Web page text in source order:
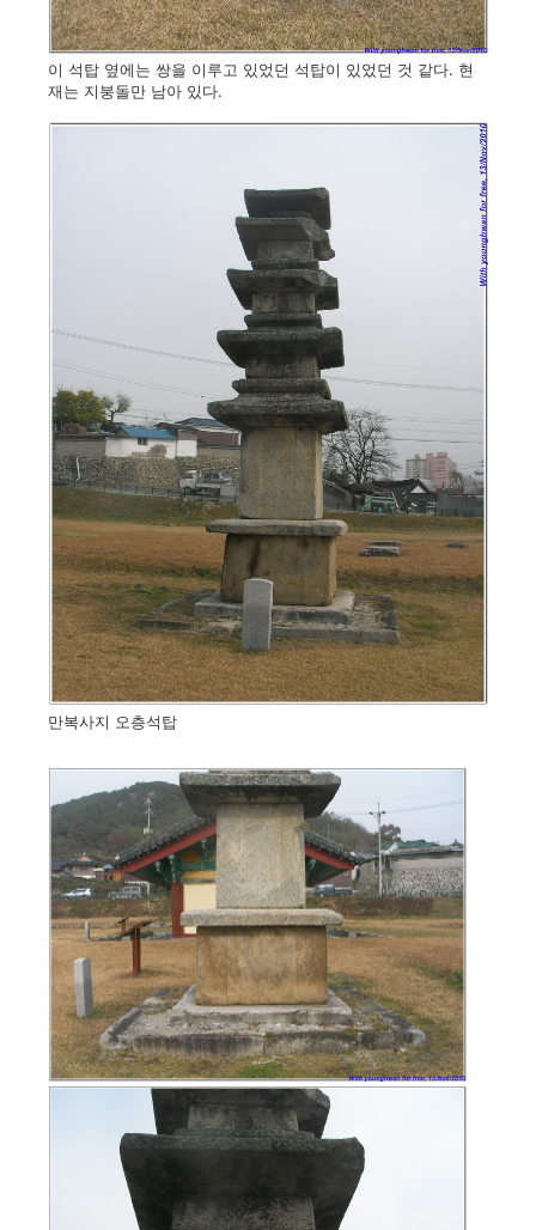
이 석탑 옆에는 쌍을 이루고 있었던 석탑이 있었던 것 같다. 현
재는 지붕돌만 남아 있다.
만복사지 오층석탑